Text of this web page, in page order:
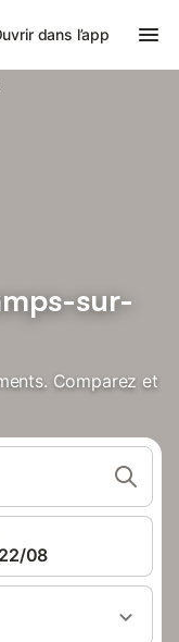
dans l’app
sur-
Comparez et
08